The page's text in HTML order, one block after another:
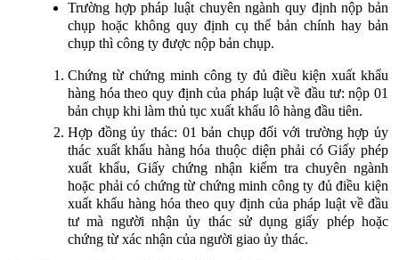
Trường hợp pháp luật chuyên ngành quy định nộp bản
chụp hoặc không quy định cụ thể bản chính hay bản
chụp thì công ty được nộp bản chụp.
Chứng từ chứng minh công ty đủ điều kiện xuất khẩu
hàng hóa theo quy định của pháp luật về đầu tư: nộp 01
bản chụp khi làm thủ tục xuất khẩu lô hàng đầu tiên.
Hợp đồng ủy thác: 01 bản chụp đối với trường hợp ủy
thác xuất khẩu hàng hóa thuộc diện phải có Giấy phép
xuất khẩu, Giấy chứng nhận kiểm tra chuyên ngành
hoặc phải có chứng từ chứng minh công ty đủ điều kiện
xuất khẩu hàng hóa theo quy định của pháp luật về đầu
tư mà người nhận ủy thác sử dụng giấy phép hoặc
chứng từ xác nhận của người giao ủy thác.